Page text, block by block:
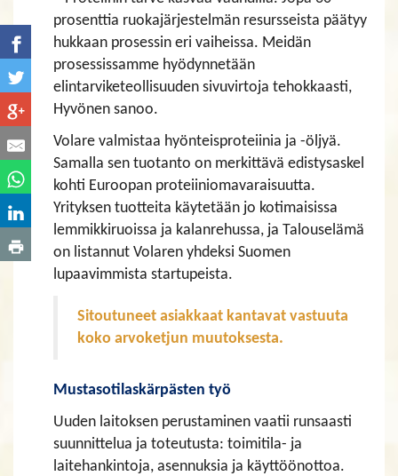
prosenttia ruokajärjestelmän resursseista päätyy
hukkaan prosessin eri vaiheissa. Meidän
prosessissamme hyödynnetään
elintarviketeollisuuden sivuvirtoja tehokkaasti,
Hyvönen sanoo.
Volare valmistaa hyönteisproteiinia ja -öljyä.
Samalla sen tuotanto on merkittävä edistysaskel
kohti Euroopan proteiiniomavaraisuutta.
Yrityksen tuotteita käytetään jo kotimaisissa
lemmikkiruoissa ja kalanrehussa, ja Talouselämä
on listannut Volaren yhdeksi Suomen
lupaavimmista startupeista.
Sitoutuneet asiakkaat kantavat vastuuta
koko arvoketjun muutoksesta.
Mustasotilaskärpästen työ
Uuden laitoksen perustaminen vaatii runsaasti
suunnittelua ja toteutusta: toimitila- ja
laitehankintoja, asennuksia ja käyttöönottoa.